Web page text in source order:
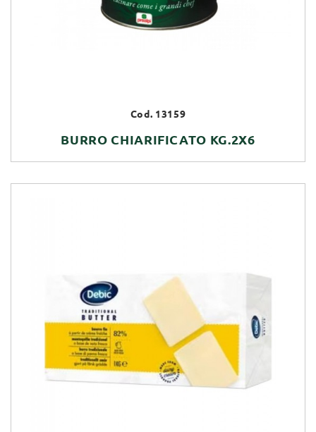
Cod. 13159
BURRO CHIARIFICATO KG.2X6